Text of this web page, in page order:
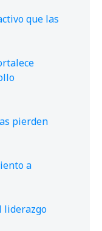
que las
pierden
a
liderazgo